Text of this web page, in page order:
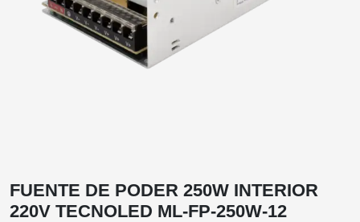
FUENTE DE PODER 250W INTERIOR
220V TECNOLED ML-FP-250W-12